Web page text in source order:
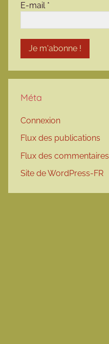
E-mail *
Méta
Connexion
Flux des publications
Flux des commentaires
Site de WordPress-FR